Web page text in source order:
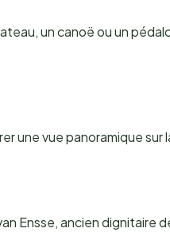
un canoë ou un
une vue panoramique sur
Ensse, ancien dignitaire